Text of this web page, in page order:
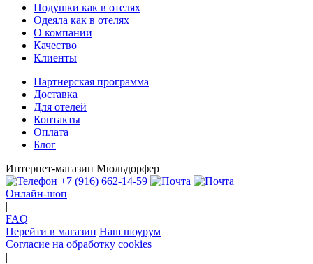
Подушки как в отелях
Одеяла как в отелях
О компании
Качество
Клиенты
Партнерская программа
Доставка
Для отелей
Контакты
Оплата
Блог
Интернет-магазин Мюльдорфер
+7 (916) 662-14-59
Онлайн-шоп
|
FAQ
Перейти в магазин Наш шоурум
Согласие на обработку cookies
|